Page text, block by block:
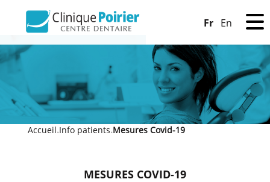
Fr En
Accueil »Info patients »Mesures Covid-19
MESURES COVID-19